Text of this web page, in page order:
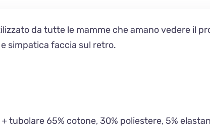
da tutte le mamme che amano vedere il
simpatica faccia sul retro.
tubolare 65% cotone, 30% poliestere, 5%